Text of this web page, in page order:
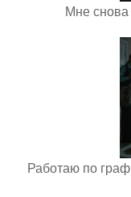
Мне
Работаю по